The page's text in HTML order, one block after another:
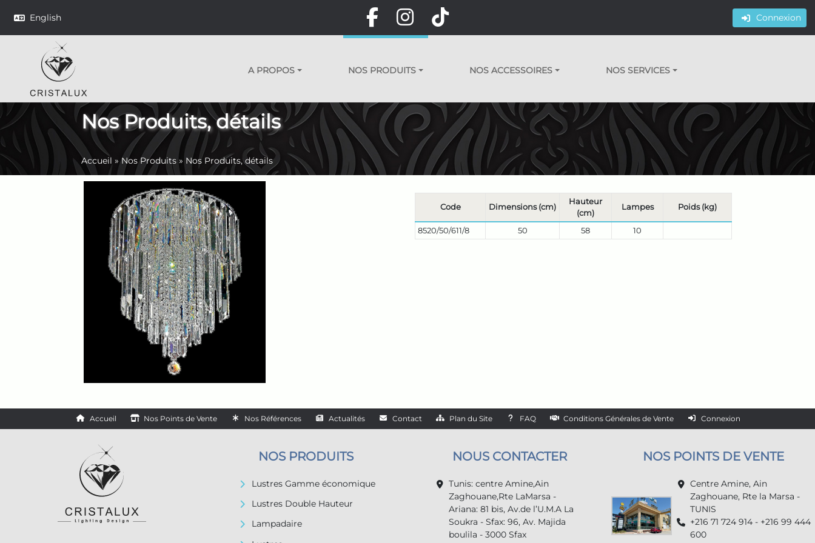
English Connexion
A PROPOS NOS PRODUITS NOS ACCESSOIRES NOS SERVICES
Nos Produits, détails
Accueil »Nos Produits » Nos Produits, détails
Code Dimensions (cm)
Hauteur
(cm)
Lampes Poids (kg)
8520/50/611/8 50 58 10
Accueil Nos Points de Vente Nos Références Actualités Contact Plan du Site FAQ Conditions Générales de Vente Connexion
NOS PRODUITS
Lustres Gamme économique
Lustres Double Hauteur
Lampadaire
NOUS CONTACTER
Tunis: centre Amine,Ain
Zaghouane,Rte LaMarsa -
Ariana: 81 bis, Av.de l’U.M.A La
Soukra - Sfax: 96, Av. Majida
boulila - 3000 Sfax
NOS POINTS DE VENTE
Centre Amine, Ain
Zaghouane, Rte la Marsa -
TUNIS
+216 71 724 914 - +216 99 444
600